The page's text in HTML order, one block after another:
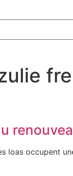
loas occupent